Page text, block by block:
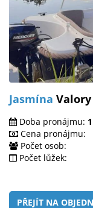
Jasmína Valory
Doba pronájmu:
Cena pronájmu:
Počet osob:
Počet lůžek:
PŘEJÍT NA